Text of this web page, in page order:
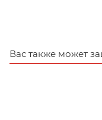
Вас также может